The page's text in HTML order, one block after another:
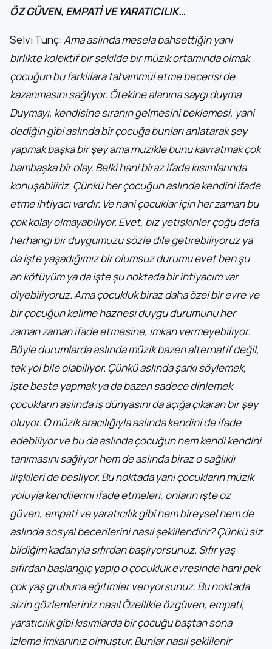
ÖZ GÜVEN, EMPATİ VE YARATICILIK…
Selvi Tunç: Ama aslında mesela bahsettiğin yani
birlikte kolektif bir şekilde bir müzik ortamında olmak
çocuğun bu farklılara tahammül etme becerisi de
kazanmasını sağlıyor. Ötekine alanına saygı duyma
Duymayı, kendisine sıranın gelmesini beklemesi, yani
dediğin gibi aslında bir çocuğa bunları anlatarak şey
yapmak başka bir şey ama müzikle bunu kavratmak çok
bambaşka bir olay. Belki hani biraz ifade kısımlarında
konuşabiliriz. Çünkü her çocuğun aslında kendini ifade
etme ihtiyacı vardır. Ve hani çocuklar için her zaman bu
çok kolay olmayabiliyor. Evet, biz yetişkinler çoğu defa
herhangi bir duygumuzu sözle dile getirebiliyoruz ya
da işte yaşadığımız bir olumsuz durumu evet ben şu
an kötüyüm ya da işte şu noktada bir ihtiyacım var
diyebiliyoruz. Ama çocukluk biraz daha özel bir evre ve
bir çocuğun kelime haznesi duygu durumunu her
zaman zaman ifade etmesine, imkan vermeyebiliyor.
Böyle durumlarda aslında müzik bazen alternatif değil,
tek yol bile olabiliyor. Çünkü aslında şarkı söylemek,
işte beste yapmak ya da bazen sadece dinlemek
çocukların aslında iş dünyasını da açığa çıkaran bir şey
oluyor. O müzik aracılığıyla aslında kendini de ifade
edebiliyor ve bu da aslında çocuğun hem kendi kendini
tanımasını sağlıyor hem de aslında biraz o sağlıklı
ilişkileri de besliyor. Bu noktada yani çocukların müzik
yoluyla kendilerini ifade etmeleri, onların işte öz
güven, empati ve yaratıcılık gibi hem bireysel hem de
aslında sosyal becerilerini nasıl şekillendirir? Çünkü siz
bildiğim kadarıyla sıfırdan başlıyorsunuz. Sıfır yaş
sıfırdan başlangıç yapıp o çocukluk evresinde hani pek
çok yaş grubuna eğitimler veriyorsunuz. Bu noktada
sizin gözlemleriniz nasıl Özellikle özgüven, empati,
yaratıcılık gibi kısımlarda bir çocuğu baştan sona
izleme imkanınız olmuştur. Bunlar nasıl şekillenir